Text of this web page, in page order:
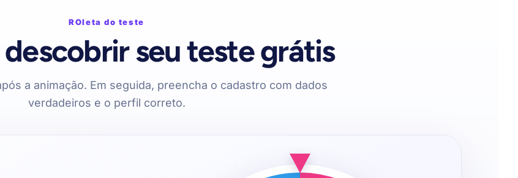
ROleta do teste
seu teste grátis
a animação. Em seguida, preencha o cadastro com dados
verdadeiros e o perfil correto.